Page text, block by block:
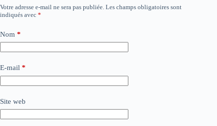
Votre adresse e-mail ne sera pas publiée. Les champs obligatoires sont
indiqués avec *
Nom *
E-mail *
Site web